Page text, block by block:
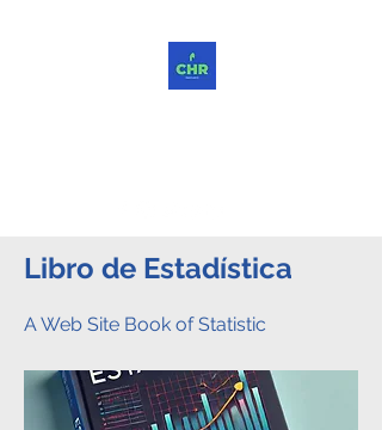
Libro de Estadística
A Web Site Book of Statistic